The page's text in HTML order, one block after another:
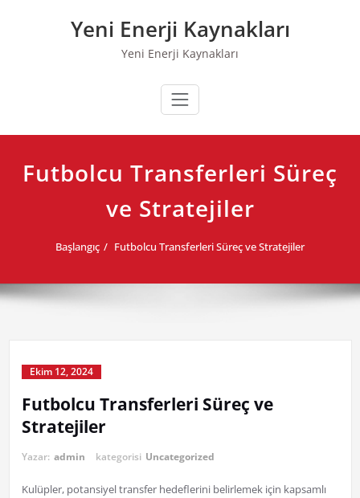
Yeni Enerji Kaynakları
Yeni Enerji Kaynakları
Futbolcu Transferleri Süreç
ve Stratejiler
Başlangıç Futbolcu Transferleri Süreç ve Stratejiler
Ekim 12, 2024
Futbolcu Transferleri Süreç ve
Stratejiler
Yazar: admin kategorisi Uncategorized
Kulüpler, potansiyel transfer hedeflerini belirlemek için kapsamlı